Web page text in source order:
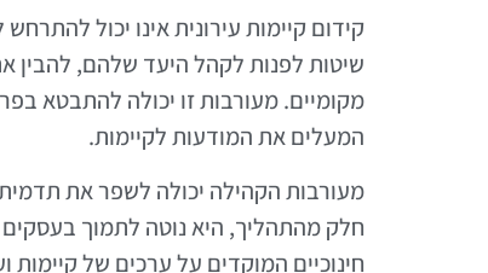
קידום קיימות עירונית אינו יכול
שיטות לפנות לקהל היעד שלהם, להבין
מקומיים. מעורבות זו יכולה להתבטא
המעלים את המודעות לקיימות.
מעורבות הקהילה יכולה לשפר את
חלק מהתהליך, היא נוטה לתמוך
חינוכיים המוקדים על ערכים של